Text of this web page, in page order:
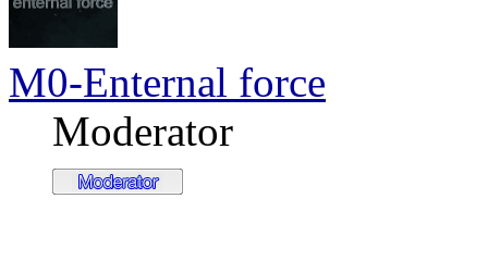
M0-Enternal force
Moderator